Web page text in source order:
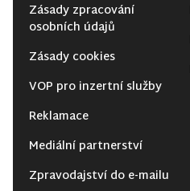
Zásady zpracování
osobních údajů
Zásady cookies
VOP pro inzertní služby
Reklamace
Mediální partnerství
Zpravodajství do e-mailu